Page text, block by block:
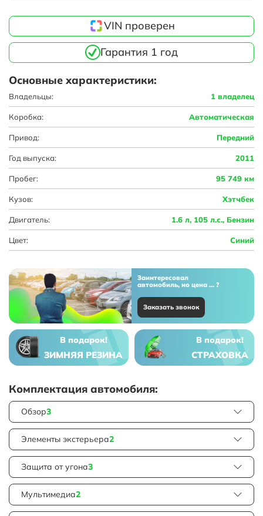
VIN проверен
Гарантия 1 год
Основные характеристики:
Владельцы: 1 владелец
Коробка: Автоматическая
Привод: Передний
Год выпуска: 2011
Пробег: 95 749 км
Кузов: Хэтчбек
Двигатель: 1.6 л, 105 л.с., Бензин
Цвет: Синий
Заинтересовал
автомобиль, но цена ... ?
Заказать звонок
В подарок!
ЗИМНЯЯ РЕЗИНА
В подарок!
СТРАХОВКА
Комплектация автомобиля:
Обзор3
Элементы экстерьера2
Защита от угона3
Мультимедиа2